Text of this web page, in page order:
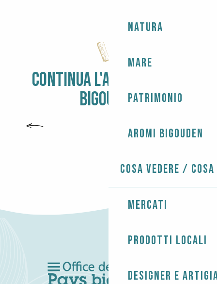
Natura
Mare
Patrimonio
Aromi Bigouden
Cosa vedere /
Mercati
Prodotti locali
Designer e
CONTINUA L'AVVENTURA DI
BIGOUDEN